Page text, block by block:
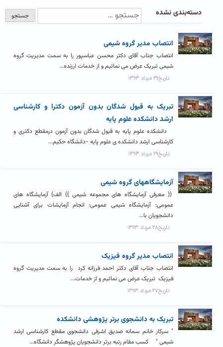
دسته‌بندی نشده
انتصاب مدیر گروه شیمی
انتصاب جناب آقای دکتر محسن عباسپور را به سمت مدیریت گروه
شیمی تبریک عرض می نمائیم و از خدمات ارزنده...
تاریخ۲۹ مرداد ۱۳۹۳
تبریک به قبول شدگان بدون آزمون دکترا و کارشناسی
ارشد دانشکده علوم پایه
دانشکده علوم پایه به قبول شدگان بدون آزمون درمقطع دکتری و
کارشناسی ارشد دانشکده ی علوم پایه -دانشگاه حکیم...
تاریخ۲۹ مرداد ۱۳۹۳
آزمایشگاههای گروه شیمی
(( معرفی آزمایشگاه های مجموعه شیمی )) الف) آزمایشگاه های
عمومی: آزمایشگاه شیمی عمومی: انجام آزمایشات برای آشنایی
دانشجویان با...
تاریخ۲۸ مرداد ۱۳۹۳
انتصاب مدیر گروه فیزیک
انتصاب جناب آقای دکتر احمد فرزانه کرد را به سمت مدیریت گروه
فیزیک تبریک عرض می نمائیم و از خدمات...
تاریخ۲۷ مرداد ۱۳۹۳
تبریک به دانشجوی برتر پژوهشی دانشکده
" سرکار خانم سمانه صدیق اشرفی دانشجوی مقطع کارشناسی ارشد
شیمی " کسب مقام رتبه برتر دانشجویان پژوهشگر دانشگاه...